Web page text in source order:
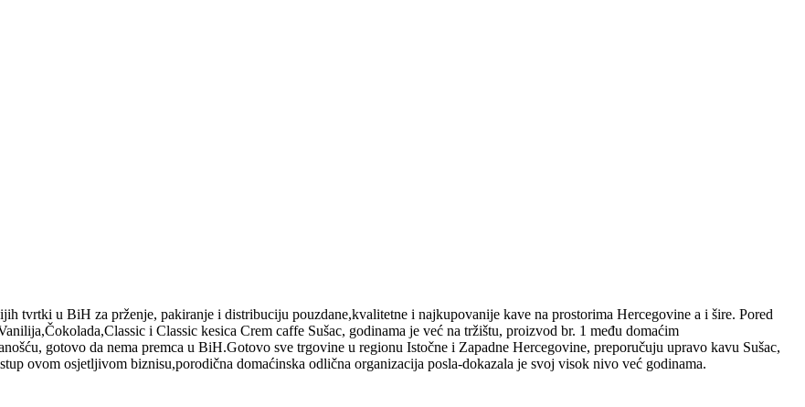
tvrtki u BiH za prženje, pakiranje i distribuciju pouzdane,kvalitetne i najkupovanije kave na prostorima Hercegovine a i šire. Pored
i Classic kesica Crem caffe Sušac, godinama je već na tržištu, proizvod br. 1 među domaćim
gotovo da nema premca u BiH.Gotovo sve trgovine u regionu Istočne i Zapadne Hercegovine, preporučuju upravo kavu Sušac,
ovom osjetljivom biznisu,porodična domaćinska odlična organizacija posla-dokazala je svoj visok nivo već godinama.